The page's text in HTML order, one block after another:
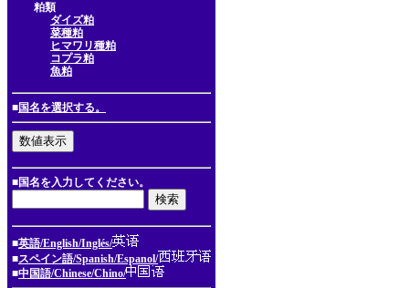
粕類
ダイズ粕
菜種粕
ヒマワリ種粕
コプラ粕
魚粕
■国名を選択する。
■国名を入力してください。
■英語/English/Inglés/
■スペイン語/Spanish/Espanol/
■中国語/Chinese/Chino/